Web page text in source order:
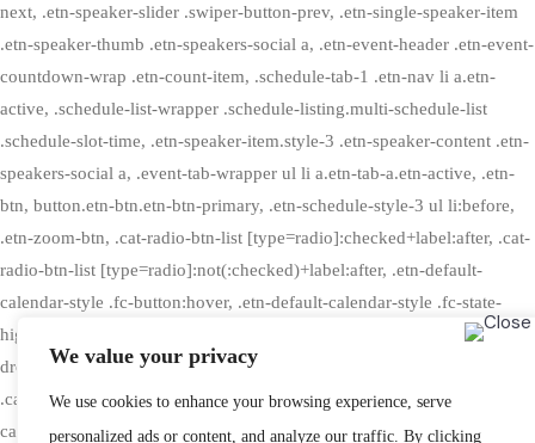
We value your privacy
We use cookies to enhance your browsing experience, serve
personalized ads or content, and analyze our traffic. By clicking
next, .etn-speaker-slider .swiper-button-prev, .etn-single-speaker-item
.etn-speaker-thumb .etn-speakers-social a, .etn-event-header .etn-event-
countdown-wrap .etn-count-item, .schedule-tab-1 .etn-nav li a.etn-
active, .schedule-list-wrapper .schedule-listing.multi-schedule-list
.schedule-slot-time, .etn-speaker-item.style-3 .etn-speaker-content .etn-
speakers-social a, .event-tab-wrapper ul li a.etn-tab-a.etn-active, .etn-
btn, button.etn-btn.etn-btn-primary, .etn-schedule-style-3 ul li:before,
.etn-zoom-btn, .cat-radio-btn-list [type=radio]:checked+label:after, .cat-
radio-btn-list [type=radio]:not(:checked)+label:after, .etn-default-
calendar-style .fc-button:hover, .etn-default-calendar-style .fc-state-
highlight, .etn-calender-list a:hover, .events_calendar_standard .cat-
dropdown-list select, .etn-event-banner-wrap, .events_calendar_list
.calendar-event-details .calendar-event-content .calendar-event-
category-wrap .etn-event-category, .etn-variable-ticket-widget .etn-add-